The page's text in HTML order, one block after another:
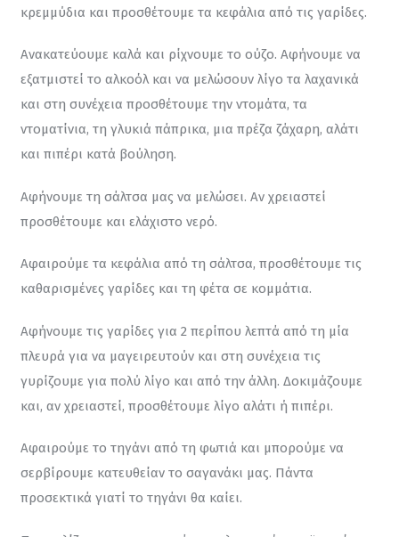
κρεμμύδια και προσθέτουμε τα κεφάλια από τις γαρίδες.
Ανακατεύουμε καλά και ρίχνουμε το ούζο. Αφήνουμε να
εξατμιστεί το αλκοόλ και να μελώσουν λίγο τα λαχανικά
και στη συνέχεια προσθέτουμε την ντομάτα, τα
ντοματίνια, τη γλυκιά πάπρικα, μια πρέζα ζάχαρη, αλάτι
και πιπέρι κατά βούληση.
Αφήνουμε τη σάλτσα μας να μελώσει. Αν χρειαστεί
προσθέτουμε και ελάχιστο νερό.
Αφαιρούμε τα κεφάλια από τη σάλτσα, προσθέτουμε τις
καθαρισμένες γαρίδες και τη φέτα σε κομμάτια.
Αφήνουμε τις γαρίδες για 2 περίπου λεπτά από τη μία
πλευρά για να μαγειρευτούν και στη συνέχεια τις
γυρίζουμε για πολύ λίγο και από την άλλη. Δοκιμάζουμε
και, αν χρειαστεί, προσθέτουμε λίγο αλάτι ή πιπέρι.
Αφαιρούμε το τηγάνι από τη φωτιά και μπορούμε να
σερβίρουμε κατευθείαν το σαγανάκι μας. Πάντα
προσεκτικά γιατί το τηγάνι θα καίει.